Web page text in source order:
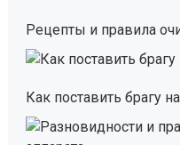
Рецепты и правила
Как поставить брагу